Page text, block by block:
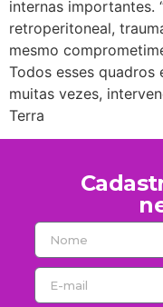
internas importantes.
retroperitoneal,
mesmo
Todos esses quadros
muitas vezes,
Terra